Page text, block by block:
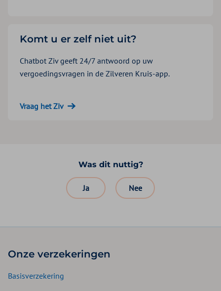
Komt u er zelf niet uit?
Chatbot Ziv geeft 24/7 antwoord op uw
vergoedingsvragen in de Zilveren Kruis-app.
Vraag het Ziv
Was dit nuttig?
Ja Nee
Onze verzekeringen
Basisverzekering